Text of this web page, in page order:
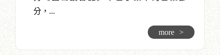
分，...
more >